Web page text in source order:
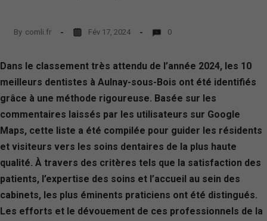
By comli.fr Fév 17, 2024 0
Dans le classement très attendu de l’année 2024, les 10
meilleurs dentistes à Aulnay-sous-Bois ont été identifiés
grâce à une méthode rigoureuse. Basée sur les
commentaires laissés par les utilisateurs sur Google
Maps, cette liste a été compilée pour guider les résidents
et visiteurs vers les soins dentaires de la plus haute
qualité. À travers des critères tels que la satisfaction des
patients, l’expertise des soins et l’accueil au sein des
cabinets, les plus éminents praticiens ont été distingués.
Les efforts et le dévouement de ces professionnels de la